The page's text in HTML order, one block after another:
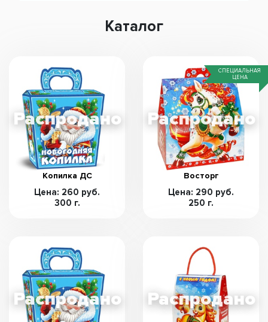
Каталог
Копилка ДС
Цена: 260 руб.
300 г.
СПЕЦИАЛЬНАЯ
ЦЕНА
Восторг
Цена: 290 руб.
250 г.